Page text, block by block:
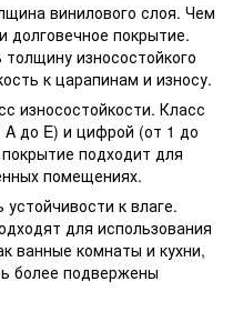
винилового слоя. Чем
долговечное покрытие.
износостойкого
к царапинам и износу.
износостойкости. Класс
A до E) и цифрой (от 1 до
подходит для
помещениях.
к влаге.
для использования
ванные комнаты и кухни,
более подвержены